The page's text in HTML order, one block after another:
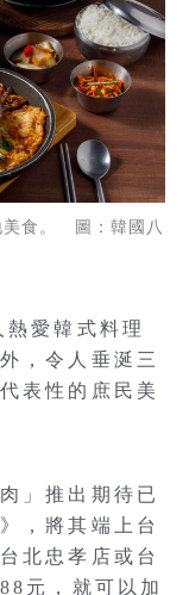
美食。 圖：韓國八
熱愛韓式料理
，令人垂涎三
表性的庶民美
」推出期待已
，將其端上台
北忠孝店或台
元，就可以加